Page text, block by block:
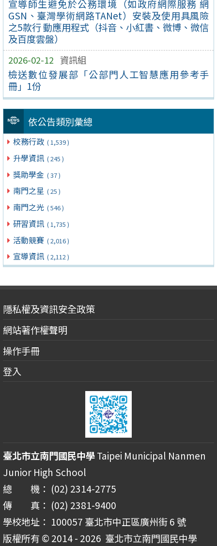
宣導師生避免於公務環境（如政府網際服務 網
GSN、臺灣學術網路TANet）安裝及使用具風險
之5款行 動應用程式（抖音、小紅書、微博、微信
及百度雲盤）
2026-02-12 資訊組
檢送數位發展部「公部門人工智慧應用參考手
冊」1份
依公告類別彙總
校務行政 ( 1,539 )
升學資訊 ( 245 )
獎助學金 ( 37 )
南門之星 ( 25 )
南門之光 ( 546 )
研習資訊 ( 1,735 )
活動競賽 ( 2,016 )
宣導資訊 ( 2,112 )
隱私權及資訊安全政策
網站著作權聲明
操作手冊
登入
臺北市立南門國民中學Taipei Municipal Nanmen
Junior High School
總 機： (02) 2314-2775
傳 真： (02) 2381-9400
學校地址： 100057 臺北市中正區廣州街 6 號
版權所有 © 2014 - 2026 臺北市立南門國民中學